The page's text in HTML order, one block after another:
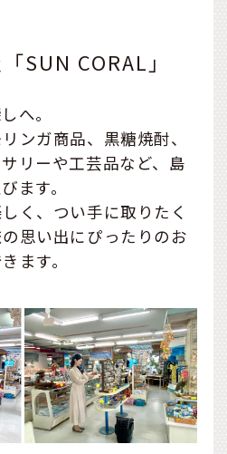
SUN CORAL」
へ。
ンガ商品、黒糖焼酎、
リーや工芸品など、島
ます。
く、つい手に取りたく
思い出にぴったりのお
ます。